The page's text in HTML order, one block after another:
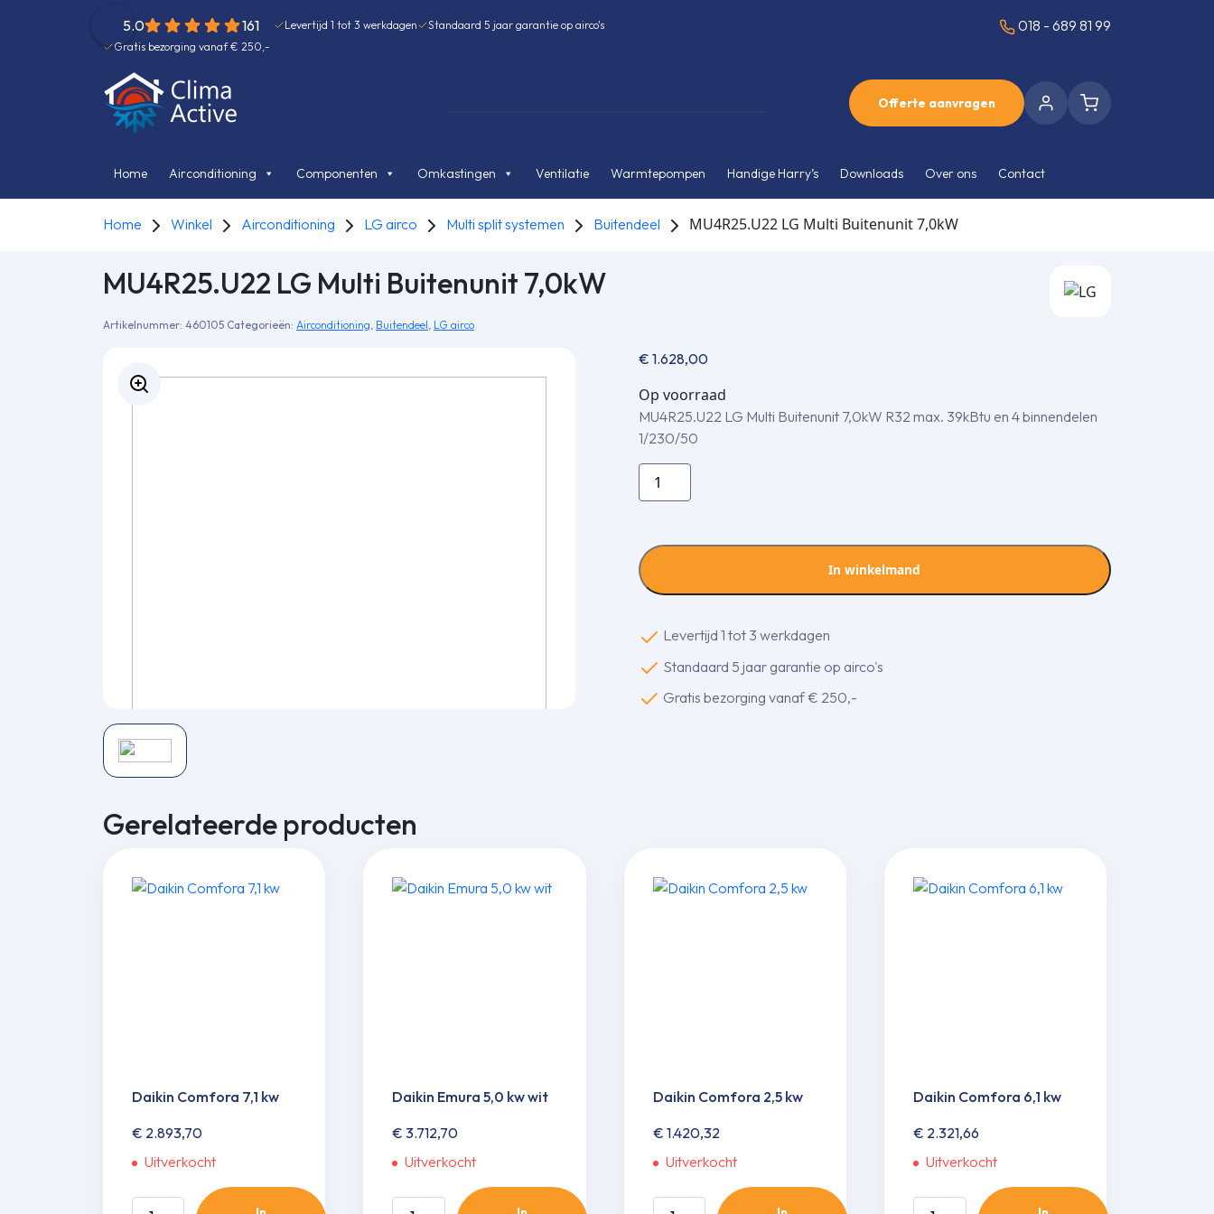
5.0 161 Levertijd 1 tot 3 werkdagen
Standaard 5 jaar garantie op airco's
Gratis bezorging vanaf € 250,-
018 - 689 81 99
Offerte aanvragen
Home Airconditioning Componenten Omkastingen Ventilatie Warmtepompen Handige Harry’s Downloads Over ons Contact
Home Winkel Airconditioning LG airco Multi split systemen Buitendeel MU4R25.U22 LG Multi Buitenunit 7,0kW
MU4R25.U22 LG Multi Buitenunit 7,0kW
Artikelnummer: 460105 Categorieën: Airconditioning, Buitendeel, LG airco
€ 1.628,00
Op voorraad
MU4R25.U22 LG Multi Buitenunit 7,0kW R32 max. 39kBtu en 4 binnendelen
1/230/50
MU4R25.U22
LG
7,0kW
aantal
In winkelmand
Levertijd 1 tot 3 werkdagen
Standaard 5 jaar garantie op airco's
Gratis bezorging vanaf € 250,-
Gerelateerde producten
Daikin Comfora 7,1 kw
€ 2.893,70
Uitverkocht
Daikin
Daikin Emura 5,0 kw wit
€ 3.712,70
Uitverkocht
Daikin
Daikin Comfora 2,5 kw
€ 1.420,32
Uitverkocht
Daikin
Daikin Comfora 6,1 kw
€ 2.321,66
Uitverkocht
Daikin